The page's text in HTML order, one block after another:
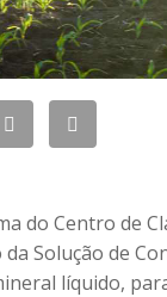
do Centro de
Solução de
líquido,